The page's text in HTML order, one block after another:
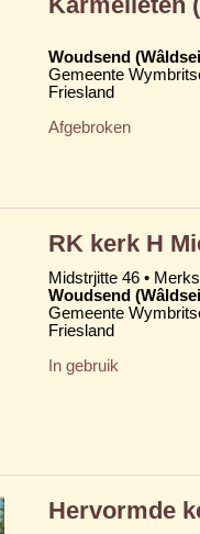
Woudsend
Gemeente
Friesland
Afgebroken
RK kerk H
Midstrjitte 46 •
Woudsend
Gemeente
Friesland
In gebruik
Hervormde